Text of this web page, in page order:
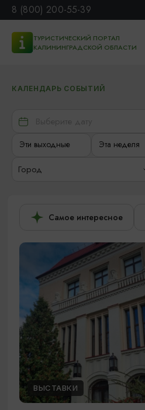
8 (800) 200-55-39
ТУРИСТИЧЕСКИЙ ПОРТАЛ
КАЛИНИНГРАДСКОЙ ОБЛАСТИ
КАЛЕНДАРЬ СОБЫТИЙ
Эти выходные Эта неделя
Город
Самое интересное
ВЫСТАВКИ